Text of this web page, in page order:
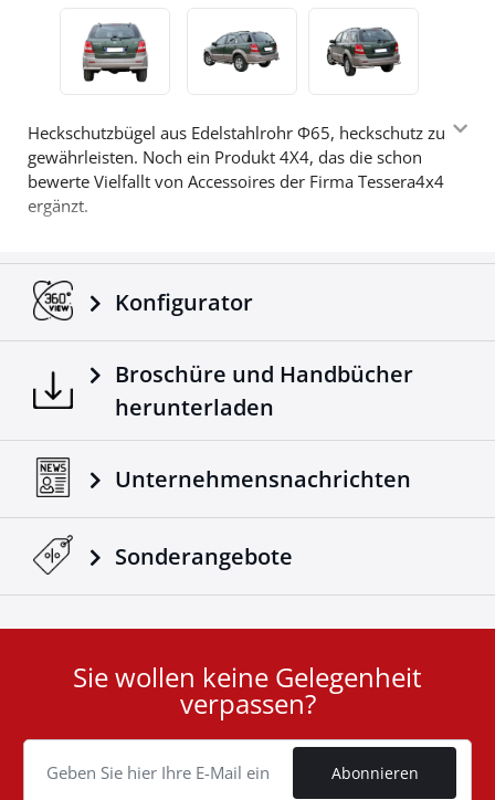
Heckschutzbügel aus Edelstahlrohr Φ65, heckschutz zu
gewährleisten. Noch ein Produkt 4X4, das die schon
bewerte Vielfallt von Accessoires der Firma Tessera4x4
ergänzt.
Konfigurator
Broschüre und Handbücher
herunterladen
Unternehmensnachrichten
Sonderangebote
Cookie
Sie wollen keine Gelegenheit
verpassen?
Abonnieren